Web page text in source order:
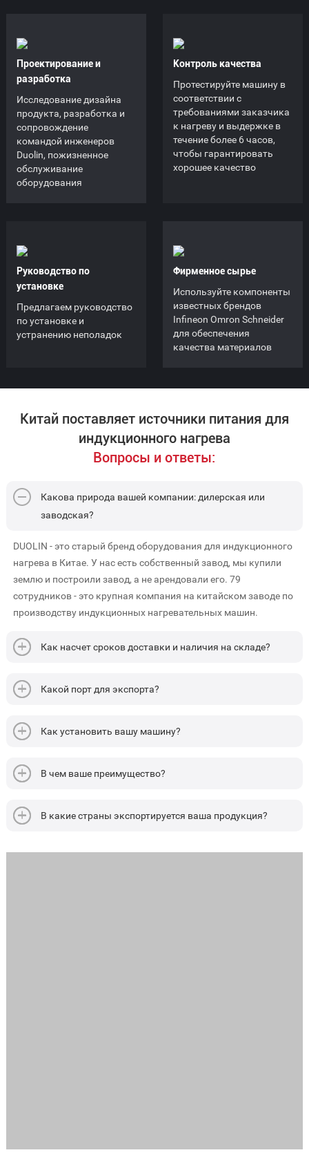
Проектирование и
разработка
Исследование дизайна
продукта, разработка и
сопровождение
командой инженеров
Duolin, пожизненное
обслуживание
оборудования
Контроль качества
Протестируйте машину в
соответствии с
требованиями заказчика
к нагреву и выдержке в
течение более 6 часов,
чтобы гарантировать
хорошее качество
Руководство по
установке
Предлагаем руководство
по установке и
устранению неполадок
Фирменное сырье
Используйте компоненты
известных брендов
Infineon Omron Schneider
для обеспечения
качества материалов
Китай поставляет источники питания для
индукционного нагрева
Вопросы и ответы:
Какова природа вашей компании: дилерская или
заводская?
DUOLIN - это старый бренд оборудования для индукционного
нагрева в Китае. У нас есть собственный завод, мы купили
землю и построили завод, а не арендовали его. 79
сотрудников - это крупная компания на китайском заводе по
производству индукционных нагревательных машин.
Как насчет сроков доставки и наличия на складе?
Какой порт для экспорта?
Как установить вашу машину?
В чем ваше преимущество?
В какие страны экспортируется ваша продукция?